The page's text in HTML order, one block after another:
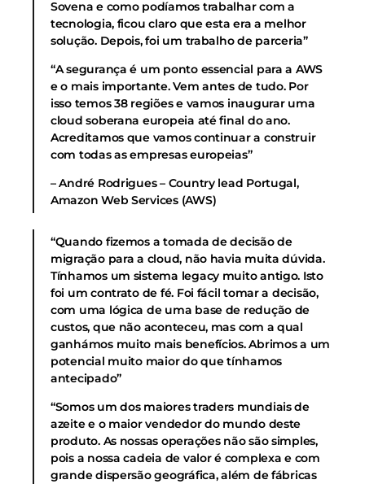
Sovena e como podíamos trabalhar com a
tecnologia, ficou claro que esta era a melhor
solução. Depois, foi um trabalho de parceria”
“A segurança é um ponto essencial para a AWS
e o mais importante. Vem antes de tudo. Por
isso temos 38 regiões e vamos inaugurar uma
cloud soberana europeia até final do ano.
Acreditamos que vamos continuar a construir
com todas as empresas europeias”
– André Rodrigues – Country lead Portugal,
Amazon Web Services (AWS)
“Quando fizemos a tomada de decisão de
migração para a cloud, não havia muita dúvida.
Tínhamos um sistema legacy muito antigo. Isto
foi um contrato de fé. Foi fácil tomar a decisão,
com uma lógica de uma base de redução de
custos, que não aconteceu, mas com a qual
ganhámos muito mais benefícios. Abrimos a um
potencial muito maior do que tínhamos
antecipado”
“Somos um dos maiores traders mundiais de
azeite e o maior vendedor do mundo deste
produto. As nossas operações não são simples,
pois a nossa cadeia de valor é complexa e com
grande dispersão geográfica, além de fábricas